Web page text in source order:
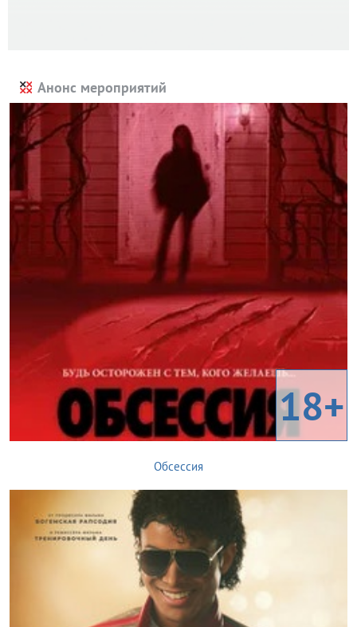
Анонс мероприятий
18+
Обсессия